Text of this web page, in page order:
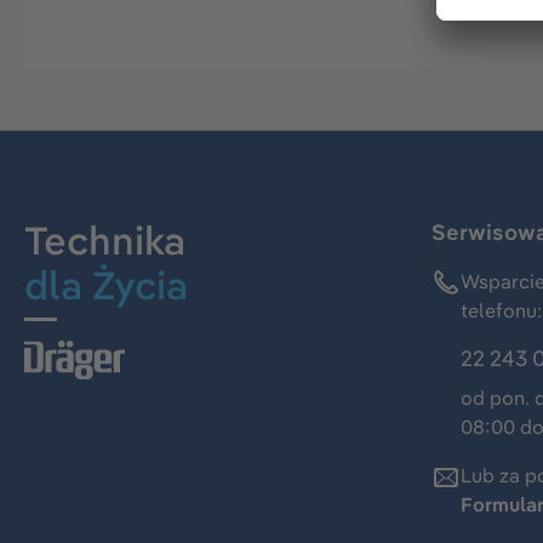
Technika
dla Życia
telefonu:
22 243
od pon.
08:00
Lub za